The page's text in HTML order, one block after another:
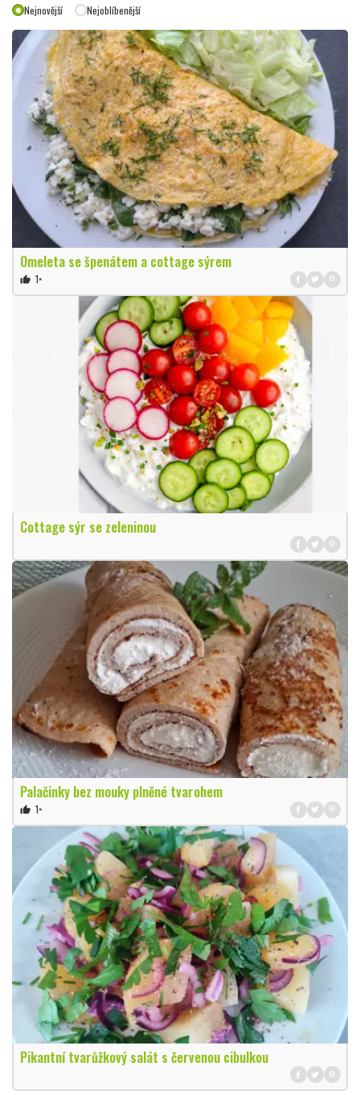
Nejnovější Nejoblíbenější
Omeleta se špenátem a cottage sýrem
thumb_up 1×
Cottage sýr se zeleninou
Palačinky bez mouky plněné tvarohem
thumb_up 1×
Pikantní tvarůžkový salát s červenou cibulkou